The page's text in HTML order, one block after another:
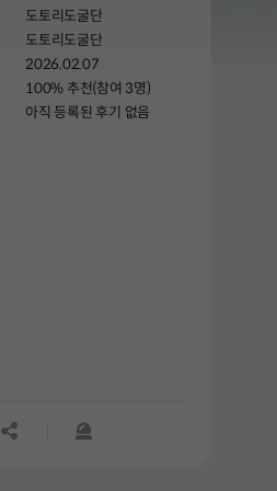
도토리도굴단
도토리도굴단
2026.02.07
100% 추천(참여 3명)
아직 등록된 후기 없음
공유하기신고하기